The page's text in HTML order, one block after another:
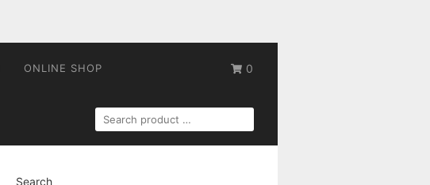
0
ONLINE SHOP
SEARCH
FOR:
Search